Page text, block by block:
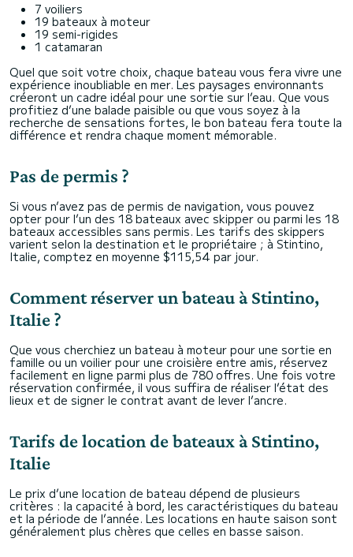
7 voiliers
19 bateaux à moteur
19 semi-rigides
1 catamaran
Quel que soit votre choix, chaque bateau vous fera vivre une
expérience inoubliable en mer. Les paysages environnants
créeront un cadre idéal pour une sortie sur l’eau. Que vous
profitiez d’une balade paisible ou que vous soyez à la
recherche de sensations fortes, le bon bateau fera toute la
différence et rendra chaque moment mémorable.
Pas de permis ?
Si vous n’avez pas de permis de navigation, vous pouvez
opter pour l’un des 18 bateaux avec skipper ou parmi les 18
bateaux accessibles sans permis. Les tarifs des skippers
varient selon la destination et le propriétaire ; à Stintino,
Italie, comptez en moyenne $115,54 par jour.
Comment réserver un bateau à Stintino,
Italie ?
Que vous cherchiez un bateau à moteur pour une sortie en
famille ou un voilier pour une croisière entre amis, réservez
facilement en ligne parmi plus de 780 offres. Une fois votre
réservation confirmée, il vous suffira de réaliser l’état des
lieux et de signer le contrat avant de lever l’ancre.
Tarifs de location de bateaux à Stintino,
Italie
Le prix d’une location de bateau dépend de plusieurs
critères : la capacité à bord, les caractéristiques du bateau
et la période de l’année. Les locations en haute saison sont
généralement plus chères que celles en basse saison.